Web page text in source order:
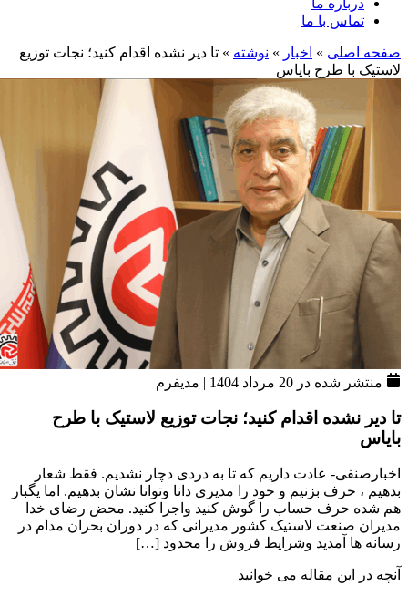
درباره ما
تماس با ما
صفحه اصلی » اخبار » نوشته» تا دیر نشده اقدام کنید؛ نجات توزیع
لاستیک با طرح بایاس
منتشر شده در 20 مرداد 1404 مدیفرم
تا دیر نشده اقدام کنید؛ نجات توزیع لاستیک با طرح
بایاس
اخبارصنفی- عادت داریم که تا به دردی دچار نشدیم. فقط شعار
بدهیم ، حرف بزنیم و خود را مدیری دانا وتوانا نشان بدهیم. اما یگبار
هم شده حرف حساب را گوش کنید واجرا کنید. محض رضای خدا
مدیران صنعت لاستیک کشور مدیرانی که در دوران بحران مدام در
رسانه ها آمدید وشرایط فروش را محدود […]
آنچه در این مقاله می خوانید